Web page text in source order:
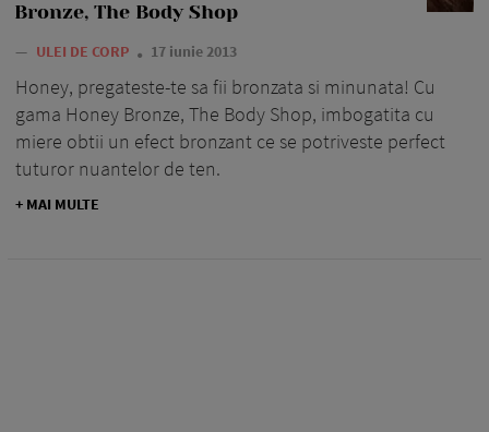
Bronze, The Body Shop
— ULEI DE CORP 17 iunie 2013
Honey, pregateste-te sa fii bronzata si minunata! Cu
gama Honey Bronze, The Body Shop, imbogatita cu
miere obtii un efect bronzant ce se potriveste perfect
tuturor nuantelor de ten.
+ MAI MULTE